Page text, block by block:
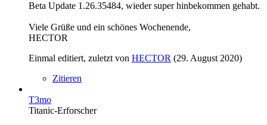
Beta Update 1.26.35484, wieder super hinbekommen gehabt.
Viele Grüße und ein schönes Wochenende,
HECTOR
Einmal editiert, zuletzt von HECTOR (29. August 2020)
Zitieren
T3mo
Titanic-Erforscher